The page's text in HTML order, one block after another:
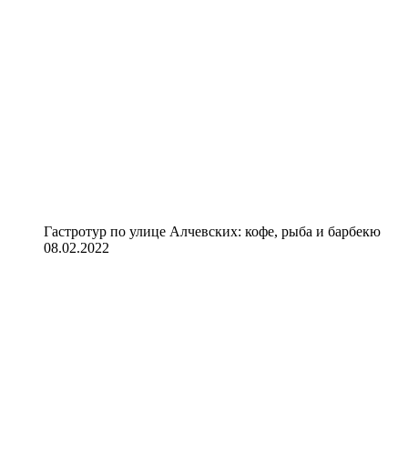
Гастротур по улице Алчевских: кофе, рыба и барбекю
08.02.2022